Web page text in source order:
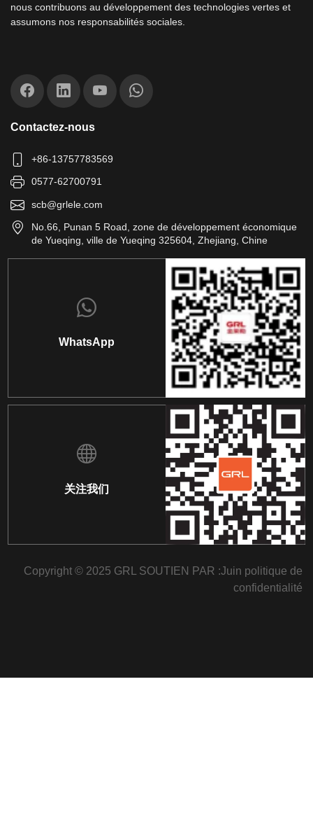
nous contribuons au développement des technologies vertes et
assumons nos responsabilités sociales.
Contactez-nous
+86-13757783569
0577-62700791
scb@grlele.com
No.66, Punan 5 Road, zone de développement économique
de Yueqing, ville de Yueqing 325604, Zhejiang, Chine
WhatsApp
关注我们
Copyright © 2025 GRL SOUTIEN PAR :Juin politique de
confidentialité